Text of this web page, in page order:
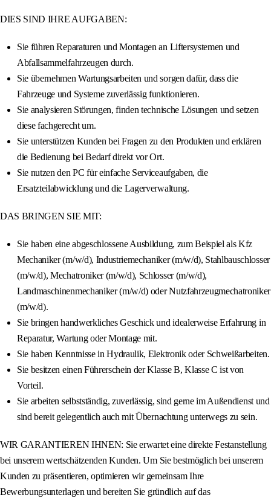
DIES SIND IHRE AUFGABEN:
Sie führen Reparaturen und Montagen an Liftersystemen und
Abfallsammelfahrzeugen durch.
Sie übernehmen Wartungsarbeiten und sorgen dafür, dass die
Fahrzeuge und Systeme zuverlässig funktionieren.
Sie analysieren Störungen, finden technische Lösungen und setzen
diese fachgerecht um.
Sie unterstützen Kunden bei Fragen zu den Produkten und erklären
die Bedienung bei Bedarf direkt vor Ort.
Sie nutzen den PC für einfache Serviceaufgaben, die
Ersatzteilabwicklung und die Lagerverwaltung.
DAS BRINGEN SIE MIT:
Sie haben eine abgeschlossene Ausbildung, zum Beispiel als Kfz
Mechaniker (m/w/d), Industriemechaniker (m/w/d), Stahlbauschlosser
(m/w/d), Mechatroniker (m/w/d), Schlosser (m/w/d),
Landmaschinenmechaniker (m/w/d) oder Nutzfahrzeugmechatroniker
(m/w/d).
Sie bringen handwerkliches Geschick und idealerweise Erfahrung in
Reparatur, Wartung oder Montage mit.
Sie haben Kenntnisse in Hydraulik, Elektronik oder Schweißarbeiten.
Sie besitzen einen Führerschein der Klasse B, Klasse C ist von
Vorteil.
Sie arbeiten selbstständig, zuverlässig, sind gerne im Außendienst und
sind bereit gelegentlich auch mit Übernachtung unterwegs zu sein.
WIR GARANTIEREN IHNEN: Sie erwartet eine direkte Festanstellung
bei unserem wertschätzenden Kunden. Um Sie bestmöglich bei unserem
Kunden zu präsentieren, optimieren wir gemeinsam Ihre
Bewerbungsunterlagen und bereiten Sie gründlich auf das